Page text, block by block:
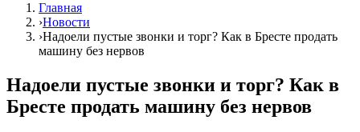
Главная
›Новости
›Надоели пустые звонки и торг? Как в Бресте продать
машину без нервов
Надоели пустые звонки и торг? Как в
Бресте продать машину без нервов